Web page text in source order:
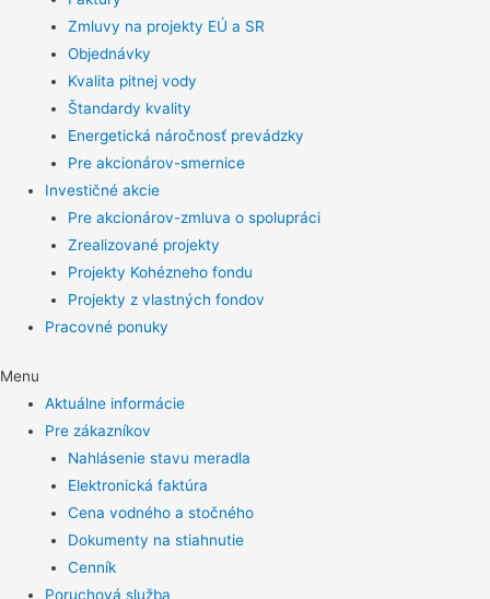
Zmluvy na projekty EÚ a SR
Objednávky
Kvalita pitnej vody
Štandardy kvality
Energetická náročnosť prevádzky
Pre akcionárov-smernice
Investičné akcie
Pre akcionárov-zmluva o spolupráci
Zrealizované projekty
Projekty Kohézneho fondu
Projekty z vlastných fondov
Pracovné ponuky
Menu
Aktuálne informácie
Pre zákazníkov
Nahlásenie stavu meradla
Elektronická faktúra
Cena vodného a stočného
Dokumenty na stiahnutie
Cenník
Poruchová služba